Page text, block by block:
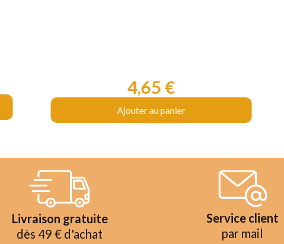
Prix
4,65 €
Ajouter au panier
Livraison gratuite
dès 49 € d'achat
Service client
par mail